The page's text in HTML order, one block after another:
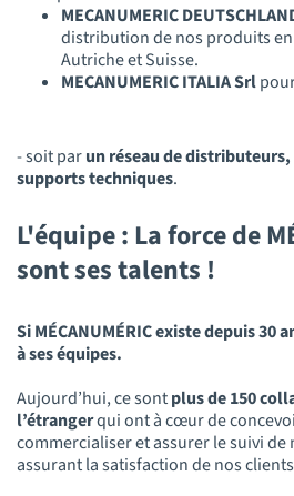
MECANUMERIC
distribution de nos produits en
Autriche et Suisse.
MECANUMERIC ITALIA Srl
- soit parun réseau de
supports techniques.
L'équipe : La force de
sont ses talents !
Si MÉCANUMÉRIC existe depuis 30
à ses équipes.
Aujourd’hui, ce sontplus de 150
l’étrangerqui ont à cœur de
commercialiser et assurer le suivi
assurant la satisfaction de nos